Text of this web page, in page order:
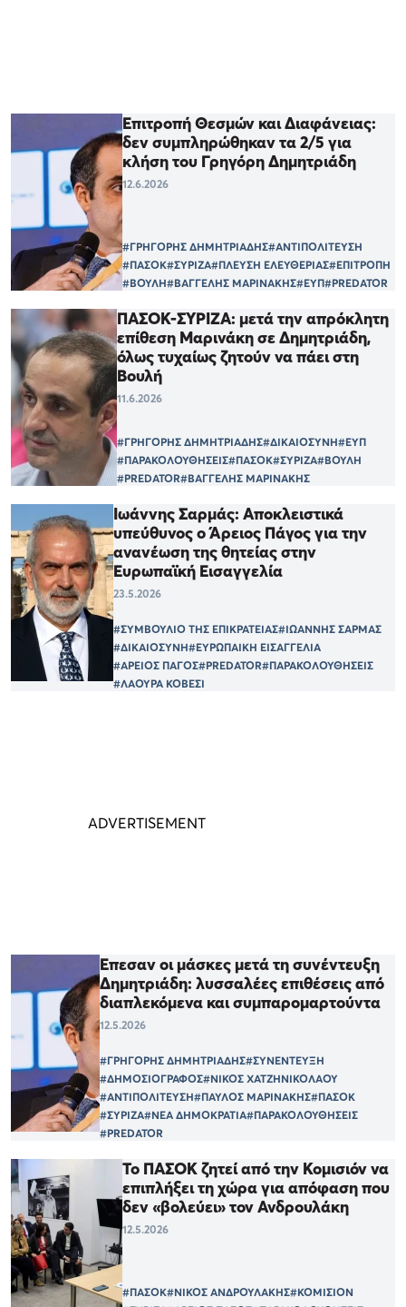
Επιτροπή Θεσμών και Διαφάνειας:
δεν συμπληρώθηκαν τα 2/5 για
κλήση του Γρηγόρη Δημητριάδη
12.6.2026
#ΓΡΗΓΟΡΗΣ ΔΗΜΗΤΡΙΑΔΗΣ#ΑΝΤΙΠΟΛΙΤΕΥΣΗ
#ΠΑΣΟΚ#ΣΥΡΙΖΑ#ΠΛΕΥΣΗ ΕΛΕΥΘΕΡΙΑΣ#ΕΠΙΤΡΟΠΗ
#ΒΟΥΛΗ#ΒΑΓΓΕΛΗΣ ΜΑΡΙΝΑΚΗΣ#ΕΥΠ#PREDATOR
ΠΑΣΟΚ-ΣΥΡΙΖΑ: μετά την απρόκλητη
επίθεση Μαρινάκη σε ∆ηµητριάδη,
όλως τυχαίως ζητούν να πάει στη
Βουλή
11.6.2026
#ΓΡΗΓΟΡΗΣ ΔΗΜΗΤΡΙΑΔΗΣ#ΔΙΚΑΙΟΣΥΝΗ#ΕΥΠ
#ΠΑΡΑΚΟΛΟΥΘΗΣΕΙΣ#ΠΑΣΟΚ#ΣΥΡΙΖΑ#ΒΟΥΛΗ
#PREDATOR#ΒΑΓΓΕΛΗΣ ΜΑΡΙΝΑΚΗΣ
Ιωάννης Σαρμάς: Αποκλειστικά
υπεύθυνος ο Άρειος Πάγος για την
ανανέωση της θητείας στην
Ευρωπαϊκή Εισαγγελία
23.5.2026
#ΣΥΜΒΟΥΛΙΟ ΤΗΣ ΕΠΙΚΡΑΤΕΙΑΣ#ΙΩΑΝΝΗΣ ΣΑΡΜΑΣ
#ΔΙΚΑΙΟΣΥΝΗ#ΕΥΡΩΠΑΙΚΗ ΕΙΣΑΓΓΕΛΙΑ
#ΑΡΕΙΟΣ ΠΑΓΟΣ#PREDATOR#ΠΑΡΑΚΟΛΟΥΘΗΣΕΙΣ
#ΛΑΟΥΡΑ ΚΟΒΕΣΙ
Επεσαν οι μάσκες μετά τη συνέντευξη
Δημητριάδη: λυσσαλέες επιθέσεις από
διαπλεκόμενα και συμπαρομαρτούντα
12.5.2026
#ΓΡΗΓΟΡΗΣ ΔΗΜΗΤΡΙΑΔΗΣ#ΣΥΝΕΝΤΕΥΞΗ
#ΔΗΜΟΣΙΟΓΡΑΦΟΣ#ΝΙΚΟΣ ΧΑΤΖΗΝΙΚΟΛΑΟΥ
#ΑΝΤΙΠΟΛΙΤΕΥΣΗ#ΠΑΥΛΟΣ ΜΑΡΙΝΑΚΗΣ#ΠΑΣΟΚ
#ΣΥΡΙΖΑ#ΝΕΑ ΔΗΜΟΚΡΑΤΙΑ#ΠΑΡΑΚΟΛΟΥΘΗΣΕΙΣ
#PREDATOR
Το ΠΑΣΟΚ ζητεί από την Κομισιόν να
επιπλήξει τη χώρα για απόφαση που
δεν «βολεύει» τον Ανδρουλάκη
12.5.2026
#ΠΑΣΟΚ#ΝΙΚΟΣ ΑΝΔΡΟΥΛΑΚΗΣ#ΚΟΜΙΣΙΟΝ